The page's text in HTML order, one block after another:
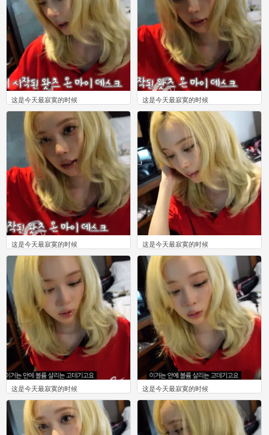
这是今天最寂寞的时候
0
这是今天最寂寞的时候
0
这是今天最寂寞的时候
0
这是今天最寂寞的时候
0
这是今天最寂寞的时候
0
这是今天最寂寞的时候
0